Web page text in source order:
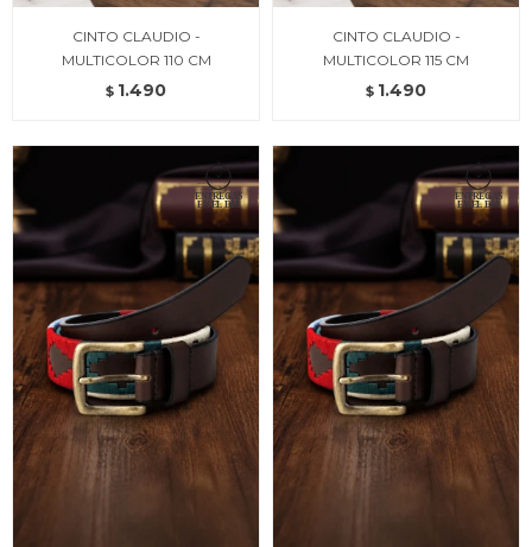
CINTO CLAUDIO -
MULTICOLOR 110 CM
$ 1.490
CINTO CLAUDIO -
MULTICOLOR 115 CM
$ 1.490